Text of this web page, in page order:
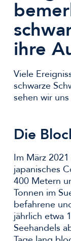
ihre
Viele
schwarze
sehen wir
Die
Im März
japanisches
400 Metern
Tonnen im
befahrene
jährlich etwa
Seehandels